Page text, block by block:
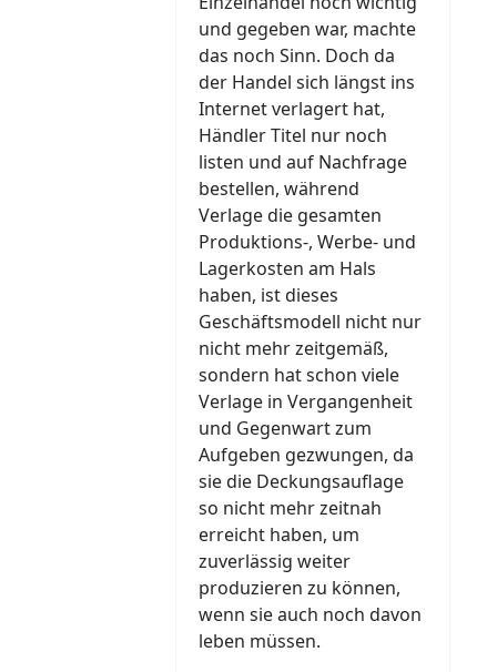
und gegeben war, machte
das noch Sinn. Doch da
der Handel sich längst ins
Internet verlagert hat,
Händler Titel nur noch
listen und auf Nachfrage
bestellen, während
Verlage die gesamten
Produktions-, Werbe- und
Lagerkosten am Hals
haben, ist dieses
Geschäftsmodell nicht nur
nicht mehr zeitgemäß,
sondern hat schon viele
Verlage in Vergangenheit
und Gegenwart zum
Aufgeben gezwungen, da
sie die Deckungsauflage
so nicht mehr zeitnah
erreicht haben, um
zuverlässig weiter
produzieren zu können,
wenn sie auch noch davon
leben müssen.